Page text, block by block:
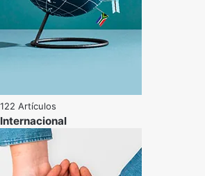
122 Artículos
Internacional